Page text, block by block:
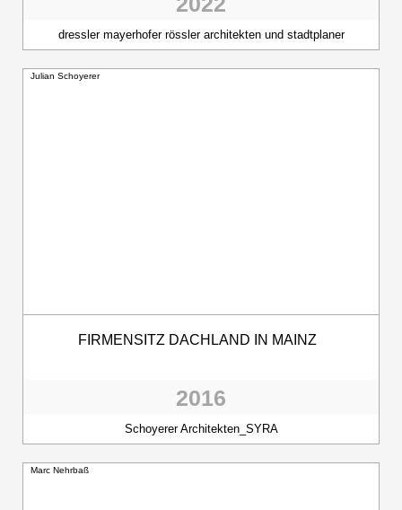
dressler mayerhofer rössler architekten und stadtplaner
Julian Schoyerer
FIRMENSITZ DACHLAND IN MAINZ
2016
Schoyerer Architekten_SYRA
Marc Nehrbaß